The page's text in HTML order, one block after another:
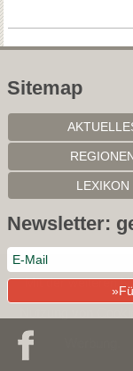
Sitemap
LEXIKON
Newsletter:
Mit der weiteren